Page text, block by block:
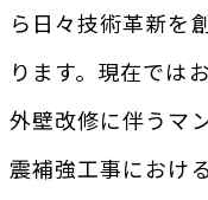
ら日々技術革新を
ります。現在では
外壁改修に伴うマ
震補強工事におけ